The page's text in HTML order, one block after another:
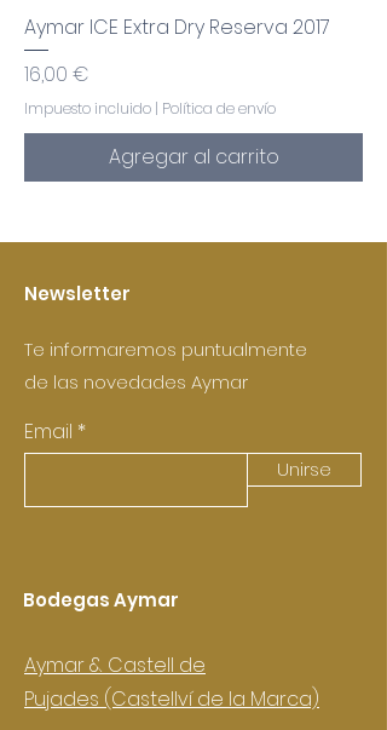
Aymar ICE Extra Dry Reserva 2017
Precio
16,00 €
Impuesto incluido | Política de envío
Agregar al carrito
Newsletter
Te informaremos puntualmente
de las novedades Aymar
Email
Unirse
Bodegas Aymar
Aymar & Castell de
Pujades (Castellví de la Marca)